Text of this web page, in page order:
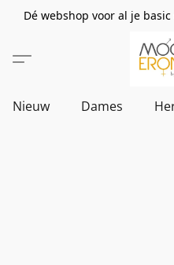
Dé webshop voor al je
Nieuw Dames